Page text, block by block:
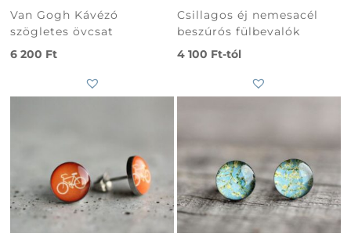
Van Gogh Kávézó
szögletes övcsat
6 200 Ft
Csillagos éj nemesacél
beszúrós fülbevalók
4 100 Ft-tól